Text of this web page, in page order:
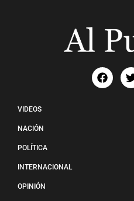
VIDEOS
NACIÓN
POLÍTICA
INTERNACIONAL
OPINIÓN